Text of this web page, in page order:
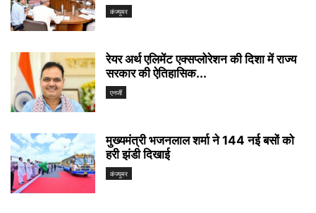
कंज्यूमर
रेयर अर्थ एलिमेंट एक्सप्लोरेशन की दिशा में राज्य
सरकार की ऐतिहासिक...
एनर्जी
मुख्यमंत्री भजनलाल शर्मा ने 144 नई बसों को
हरी झंडी दिखाई
कंज्यूमर